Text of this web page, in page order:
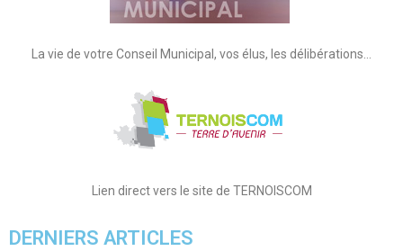
La vie de votre Conseil Municipal, vos élus, les délibérations…
Lien direct vers le site de TERNOISCOM
DERNIERS ARTICLES